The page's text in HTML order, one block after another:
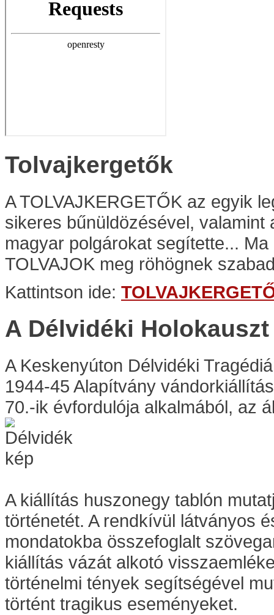
Tolvajkergetők
A TOLVAJKERGETŐK az egyik
sikeres bűnüldözésével,
magyar polgárokat segítette...
TOLVAJOK meg röhögnek
Kattintson ide:
A Délvidéki
A Keskenyúton Délvidéki
1944-45 Alapítvány
70.-ik évfordulója alkalmából, az
A kiállítás huszonegy tablón
történetét. A rendkívül látványos
mondatokba összefoglalt
kiállítás vázát alkotó
történelmi tények segítségével
történt tragikus eseményeket.